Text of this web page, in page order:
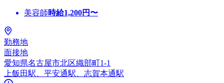
美容師時給1,200円〜
勤務地
面接地
愛知県名古屋市北区織部町1-1
上飯田駅、平安通駅、志賀本通駅